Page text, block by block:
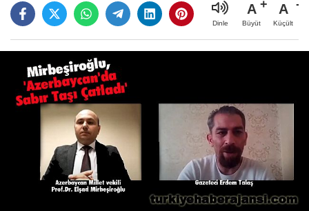
Dinle
A
Büyüt
A
Küçült